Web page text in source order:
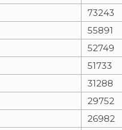
73243
55891
52749
51733
31288
29752
26982